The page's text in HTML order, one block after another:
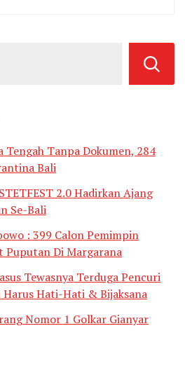
Tengah Tanpa Dokumen, 284
Bali
2.0 Hadirkan Ajang
Se-Bali
: 399 Calon Pemimpin
Puputan Di Margarana
Tewasnya Terduga Pencuri
Harus Hati-Hati & Bijaksana
Nomor 1 Golkar Gianyar